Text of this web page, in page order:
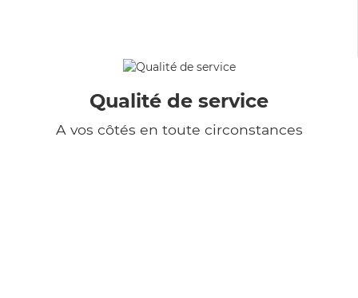
Qualité de service
A vos côtés en toute circonstances